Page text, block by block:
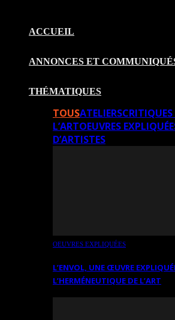
ACCUEIL
ANNONCES ET
THÉMATIQUES
TOUSATELIERSCRITIQUES
L’ARTOEUVRES
D’ARTISTES
OEUVRES EXPLIQUÉES
L’ENVOL, UNE ŒUVRE
L’HERMÉNEUTIQUE DE L’ART